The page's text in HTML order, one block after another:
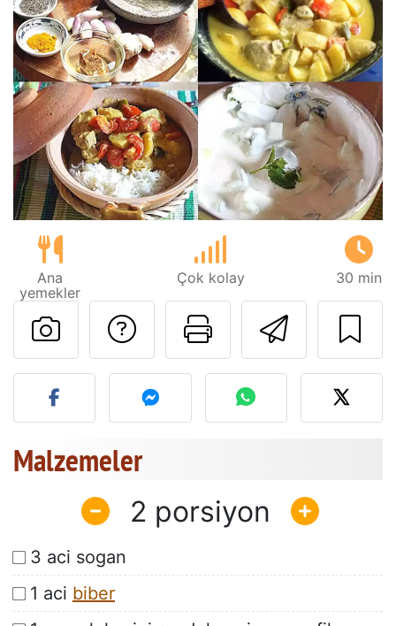
Ana
yemekler
Çok kolay 30 min
Bu sayfayı
Tarif sahibine bir
Bu tarifin fotoğrafını
Malzemeler
2
3 aci sogan
1 aci biber